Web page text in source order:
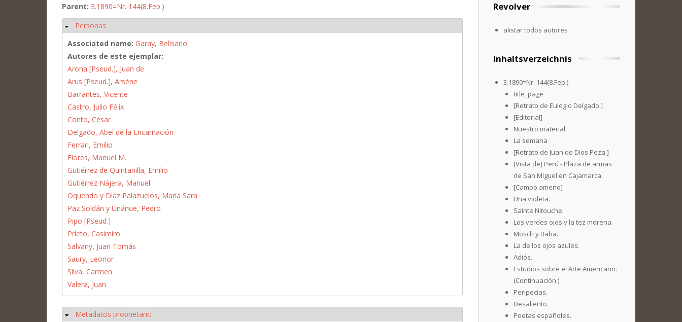
Parent: 3.1890=Nr. 144(8.Feb.)
Ocultar
Personas
Associated name: Garay, Belisario
Autores de este ejemplar:
Arona [Pseud.], Juan de
Arus [Pseud.], Arsène
Barrantes, Vicente
Castro, Julio Félix
Conto, César
Delgado, Abel de la Encarnación
Ferrari, Emilio
Flores, Manuel M.
Gutiérrez de Quintanilla, Emilio
Gutiérrez Nájera, Manuel
Oquendo y Díaz Palazuelos, María Sara
Paz Soldán y Unánue, Pedro
Pipo [Pseud.]
Prieto, Casimiro
Salvany, Juan Tomás
Saury, Leonor
Silva, Carmen
Valera, Juan
Ocultar
Metadatos proprietario
Revolver
alistar todos autores
Inhaltsverzeichnis
3.1890=Nr. 144(8.Feb.)
title_page
[Retrato de Eulogio Delgado.]
[Editorial]
Nuestro material.
La semana
[Retrato de Juan de Dios Peza.]
[Vista de] Perú - Plaza de armas
de San Miguel en Cajamarca.
[Campo ameno]
Una violeta.
Sainte Nitouche.
Los verdes ojos y la tez morena.
Mosch y Baba.
La de los ojos azules.
Adiós.
Estudios sobre el Arte Americano.
(Continuación.)
Peripecias.
Desaliento.
Poetas españoles.